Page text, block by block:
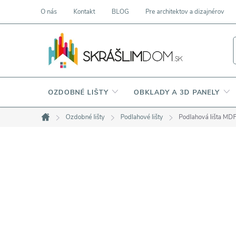
O nás Kontakt BLOG Pre architektov a dizajnérov
OZDOBNÉ LIŠTY OBKLADY A 3D PANELY
Domov
Ozdobné lišty Podlahové lišty Podlahová lišta